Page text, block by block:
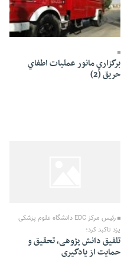
29 Tir 1391 - 18:30
برگزاري مانور عمليات اطفاي
حريق (2)
رئیس مرکز EDC دانشگاه علوم پزشکی
یزد تاکبد کرد؛
تلفیق دانش پژوهی، تحقیق و
حمایت از یادگیری